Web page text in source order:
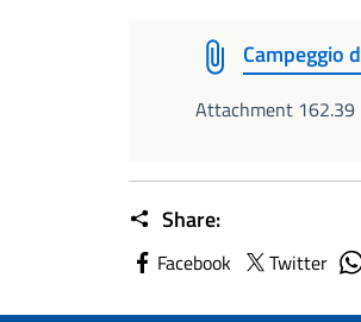
Campeggio
Attachment 162.39
Share:
Facebook Twitter